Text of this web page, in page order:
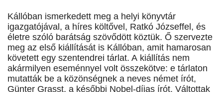
Kállóban ismerkedett meg a helyi könyvtár
igazgatójával, a híres költővel, Ratkó Józseffel, és
életre szóló barátság szövődött köztük. Ő szervezte
meg az első kiállítását is Kállóban, amit hamarosan
követett egy szentendrei tárlat. A kiállítás nem
akármilyen eseménnyel volt összekötve: e tárlaton
mutatták be a közönségnek a neves német írót,
Günter Grasst, a későbbi Nobel-díjas írót. Váltottak